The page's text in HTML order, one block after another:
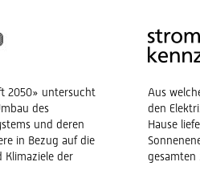
2050» untersucht
des
und deren
in Bezug auf die
Klimaziele der
Aus
den
Hause
gesamten